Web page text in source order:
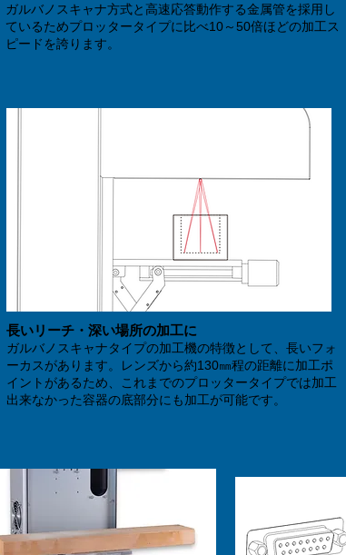
ガルバノスキャナ方式と高速応答動作する金属管を採用し
ているためプロッタータイプに比べ10～50倍ほどの加工ス
ピードを誇ります。
長いリーチ・深い場所の加工に
ガルバノスキャナタイプの加工機の特徴として、長いフォ
ーカスがあります。レンズから約130㎜程の距離に加工ポ
イントがあるため、これまでのプロッタータイプでは加工
出来なかった容器の底部分にも加工が可能です。